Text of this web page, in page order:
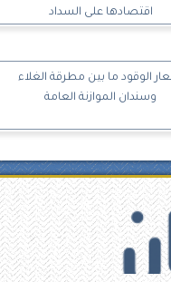
اقتصادها على السداد
الوقود ما بين مطرقة الغلاء
وسندان الموازنة العامة